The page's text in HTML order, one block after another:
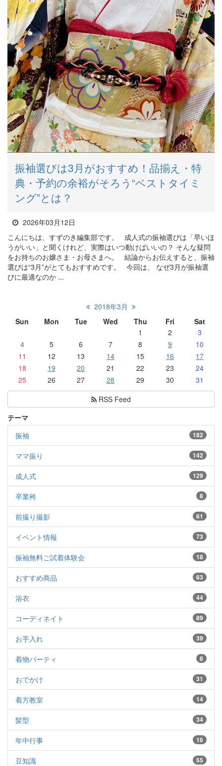
2018年3月
Sun
Mon Tue Wed Thu Fri
Sat
1
2
3
4
5 6 7 8 9
10
11
12 13 14 15 16
17
18
19 20 21 22 23
24
25
26 27 28 29 30
31
RSS Feed
テーマ
182
振袖
142
ママ振り
129
成人式
8
卒業袴
61
前撮り撮影
73
イベント情報
18
振袖無料ご試着体験会
63
おすすめ商品
44
浴衣
89
コーディネイト
39
お手入れ
8
着物パーティ
31
おでかけ
14
着方教室
34
髪型
16
年中行事
55
豆知識
振袖選びは3月がおすすめ！品揃え・特
典・予約の余裕がそろう“ベストタイミ
ング”とは？
2026年03月12日
こんにちは、すずのき編集部です。 成人式の振袖選びは「早いほ
うがいい」と聞くけれど、実際はいつ動けばいいの？ そんな疑問
をお持ちのお嬢さま・お母さまへ。 結論からお伝えすると、振袖
選びは“3月”がとてもおすすめです。 今回は、 なぜ3月が振袖選
びに最適なのか ...